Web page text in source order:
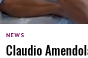
NEWS
Claudio